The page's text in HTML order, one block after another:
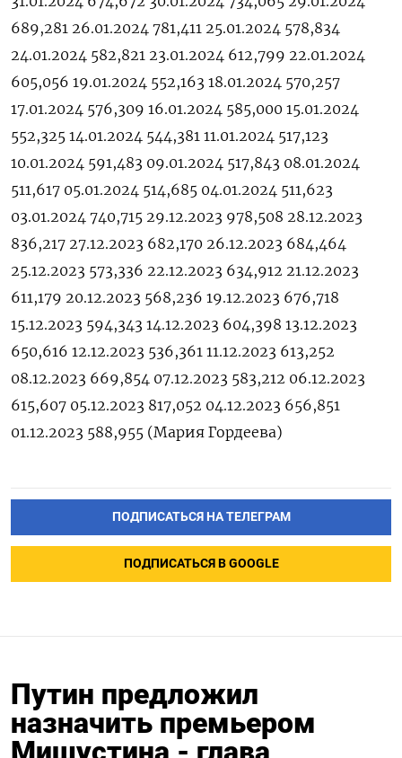
689,281 26.01.2024 781,411 25.01.2024 578,834
24.01.2024 582,821 23.01.2024 612,799 22.01.2024
605,056 19.01.2024 552,163 18.01.2024 570,257
17.01.2024 576,309 16.01.2024 585,000 15.01.2024
552,325 14.01.2024 544,381 11.01.2024 517,123
10.01.2024 591,483 09.01.2024 517,843 08.01.2024
511,617 05.01.2024 514,685 04.01.2024 511,623
03.01.2024 740,715 29.12.2023 978,508 28.12.2023
836,217 27.12.2023 682,170 26.12.2023 684,464
25.12.2023 573,336 22.12.2023 634,912 21.12.2023
611,179 20.12.2023 568,236 19.12.2023 676,718
15.12.2023 594,343 14.12.2023 604,398 13.12.2023
650,616 12.12.2023 536,361 11.12.2023 613,252
08.12.2023 669,854 07.12.2023 583,212 06.12.2023
615,607 05.12.2023 817,052 04.12.2023 656,851
01.12.2023 588,955 (Мария Гордеева)
ПОДПИСАТЬСЯ НА ТЕЛЕГРАМ
ПОДПИСАТЬСЯ В GOOGLE
Путин предложил
назначить премьером